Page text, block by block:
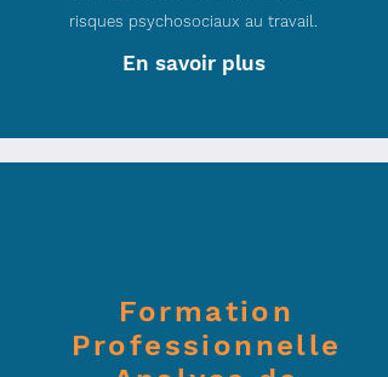
risques psychosociaux au travail.
En savoir plus
Formation
Professionnelle